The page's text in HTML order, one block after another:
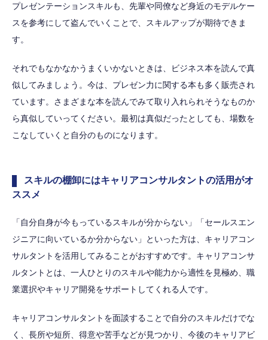
プレゼンテーションスキルも、先輩や同僚など身近のモデルケー
スを参考にして盗んでいくことで、スキルアップが期待できま
す。
それでもなかなかうまくいかないときは、ビジネス本を読んで真
似してみましょう。今は、プレゼン力に関する本も多く販売され
ています。さまざまな本を読んでみて取り入れられそうなものか
ら真似していってください。最初は真似だったとしても、場数を
こなしていくと自分のものになります。
スキルの棚卸にはキャリアコンサルタントの活用がオ
ススメ
「自分自身が今もっているスキルが分からない」「セールスエン
ジニアに向いているか分からない」といった方は、キャリアコン
サルタントを活用してみることがおすすめです。キャリアコンサ
ルタントとは、一人ひとりのスキルや能力から適性を見極め、職
業選択やキャリア開発をサポートしてくれる人です。
キャリアコンサルタントを面談することで自分のスキルだけでな
く、長所や短所、得意や苦手などが見つかり、今後のキャリアビ